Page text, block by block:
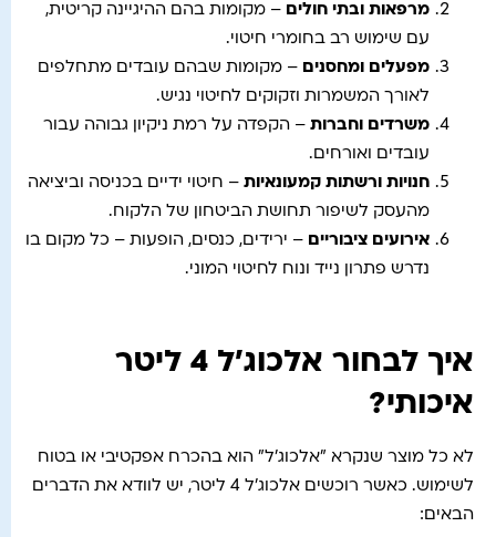
מרפאות ובתי חולים – מקומות בהם ההיגיינה קריטית,
עם שימוש רב בחומרי חיטוי.
מפעלים ומחסנים – מקומות שבהם עובדים מתחלפים
לאורך המשמרות וזקוקים לחיטוי נגיש.
משרדים וחברות – הקפדה על רמת ניקיון גבוהה עבור
עובדים ואורחים.
חנויות ורשתות קמעונאיות – חיטוי ידיים בכניסה וביציאה
מהעסק לשיפור תחושת הביטחון של הלקוח.
אירועים ציבוריים – ירידים, כנסים, הופעות – כל מקום בו
נדרש פתרון נייד ונוח לחיטוי המוני.
איך לבחור אלכוג'ל 4 ליטר
איכותי?
לא כל מוצר שנקרא "אלכוג'ל" הוא בהכרח אפקטיבי או בטוח
לשימוש. כאשר רוכשים אלכוג'ל 4 ליטר, יש לוודא את הדברים
הבאים: